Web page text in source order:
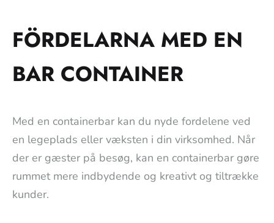
FÖRDELARNA MED EN
BAR CONTAINER
Med en containerbar kan du nyde fordelene ved
en legeplads eller væksten i din virksomhed. Når
der er gæster på besøg, kan en containerbar gøre
rummet mere indbydende og kreativt og tiltrække
kunder.